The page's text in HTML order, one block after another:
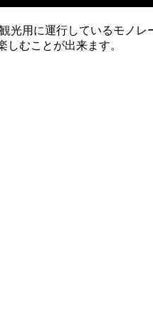
光用に運行しているモノ
しむことが出来ます。